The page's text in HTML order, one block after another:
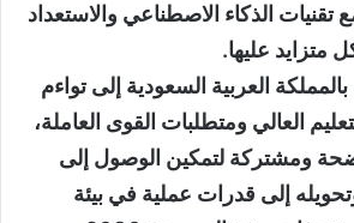
تقنيات الذكاء الاصطناعي والاستعداد
متزايد عليها.
العربية السعودية إلى تواءم
العالي ومتطلبات القوى العاملة،
ومشتركة لتمكين الوصول إلى
إلى قدرات عملية في بيئة